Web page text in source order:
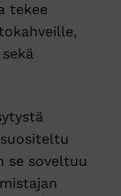
tekee
se soveltuu